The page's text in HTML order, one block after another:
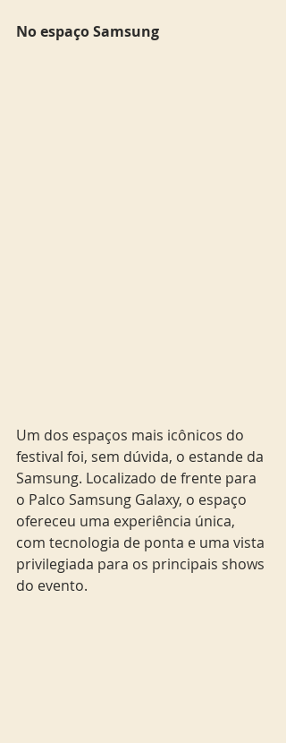
No espaço Samsung
Um dos espaços mais icônicos do
festival foi, sem dúvida, o estande da
Samsung. Localizado de frente para
o Palco Samsung Galaxy, o espaço
ofereceu uma experiência única,
com tecnologia de ponta e uma vista
privilegiada para os principais shows
do evento.